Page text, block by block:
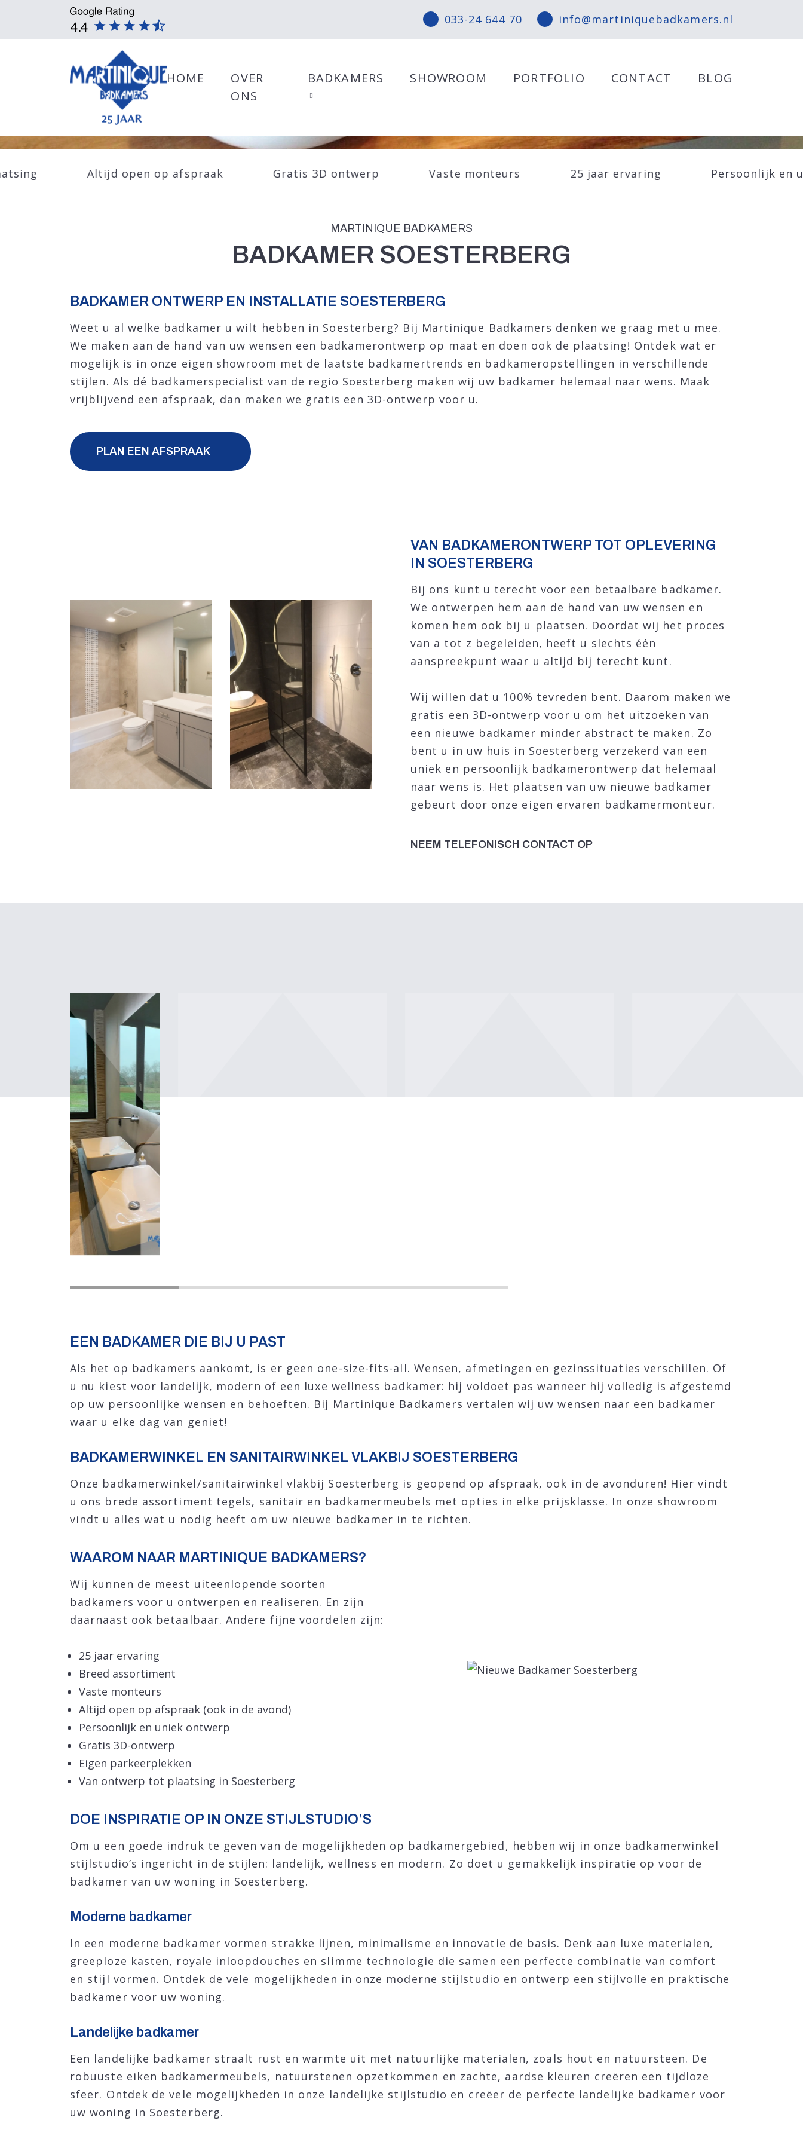
033-24 644 70 info@martiniquebadkamers.nl
HOME
OVER
ONS
BADKAMERS SHOWROOM PORTFOLIO CONTACT BLOG
Altijd open op afspraak Gratis 3D ontwerp Vaste monteurs 25 jaar ervaring Persoonlijk en
MARTINIQUE BADKAMERS
BADKAMER SOESTERBERG
BADKAMER ONTWERP EN INSTALLATIE SOESTERBERG
Weet u al welke badkamer u wilt hebben in Soesterberg? Bij Martinique Badkamers denken we graag met u mee.
We maken aan de hand van uw wensen een badkamerontwerp op maat en doen ook de plaatsing! Ontdek wat er
mogelijk is in onze eigen showroom met de laatste badkamertrends en badkameropstellingen in verschillende
stijlen. Als dé badkamerspecialist van de regio Soesterberg maken wij uw badkamer helemaal naar wens. Maak
vrijblijvend een afspraak, dan maken we gratis een 3D-ontwerp voor u.
PLAN EEN AFSPRAAK
VAN BADKAMERONTWERP TOT OPLEVERING
IN SOESTERBERG
Bij ons kunt u terecht voor een betaalbare badkamer.
We ontwerpen hem aan de hand van uw wensen en
komen hem ook bij u plaatsen. Doordat wij het proces
van a tot z begeleiden, heeft u slechts één
aanspreekpunt waar u altijd bij terecht kunt.
Wij willen dat u 100% tevreden bent. Daarom maken we
gratis een 3D-ontwerp voor u om het uitzoeken van
een nieuwe badkamer minder abstract te maken. Zo
bent u in uw huis in Soesterberg verzekerd van een
uniek en persoonlijk badkamerontwerp dat helemaal
naar wens is. Het plaatsen van uw nieuwe badkamer
gebeurt door onze eigen ervaren badkamermonteur.
NEEM TELEFONISCH CONTACT OP
EEN BADKAMER DIE BIJ U PAST
Als het op badkamers aankomt, is er geen one-size-fits-all. Wensen, afmetingen en gezinssituaties verschillen. Of
u nu kiest voor landelijk, modern of een luxe wellness badkamer: hij voldoet pas wanneer hij volledig is afgestemd
op uw persoonlijke wensen en behoeften. Bij Martinique Badkamers vertalen wij uw wensen naar een badkamer
waar u elke dag van geniet!
BADKAMERWINKEL EN SANITAIRWINKEL VLAKBIJ SOESTERBERG
Onze badkamerwinkel/sanitairwinkel vlakbij Soesterberg is geopend op afspraak, ook in de avonduren! Hier vindt
u ons brede assortiment tegels, sanitair en badkamermeubels met opties in elke prijsklasse. In onze showroom
vindt u alles wat u nodig heeft om uw nieuwe badkamer in te richten.
WAAROM NAAR MARTINIQUE BADKAMERS?
Wij kunnen de meest uiteenlopende soorten
badkamers voor u ontwerpen en realiseren. En zijn
daarnaast ook betaalbaar. Andere fijne voordelen zijn:
25 jaar ervaring
Breed assortiment
Vaste monteurs
Altijd open op afspraak (ook in de avond)
Persoonlijk en uniek ontwerp
Gratis 3D-ontwerp
Eigen parkeerplekken
Van ontwerp tot plaatsing in Soesterberg
DOE INSPIRATIE OP IN ONZE STIJLSTUDIO’S
Om u een goede indruk te geven van de mogelijkheden op badkamergebied, hebben wij in onze badkamerwinkel
stijlstudio’s ingericht in de stijlen: landelijk, wellness en modern. Zo doet u gemakkelijk inspiratie op voor de
badkamer van uw woning in Soesterberg.
Moderne badkamer
In een moderne badkamer vormen strakke lijnen, minimalisme en innovatie de basis. Denk aan luxe materialen,
greeploze kasten, royale inloopdouches en slimme technologie die samen een perfecte combinatie van comfort
en stijl vormen. Ontdek de vele mogelijkheden in onze moderne stijlstudio en ontwerp een stijlvolle en praktische
badkamer voor uw woning.
Landelijke badkamer
Een landelijke badkamer straalt rust en warmte uit met natuurlijke materialen, zoals hout en natuursteen. De
robuuste eiken badkamermeubels, natuurstenen opzetkommen en zachte, aardse kleuren creëren een tijdloze
sfeer. Ontdek de vele mogelijkheden in onze landelijke stijlstudio en creëer de perfecte landelijke badkamer voor
uw woning in Soesterberg.